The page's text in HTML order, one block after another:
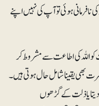
ہوئی تو آپ کی نہیں اپنے
اللہ کی اطاعت سے مشروط کر
بھی یقینا شامل حال ہوتی ہیں ۔
دیتا یا ذلت کے گڑھوں